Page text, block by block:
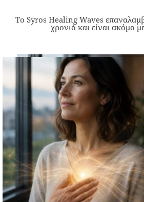
Το Syros Healing Waves
χρονιά και είναι ακόμα